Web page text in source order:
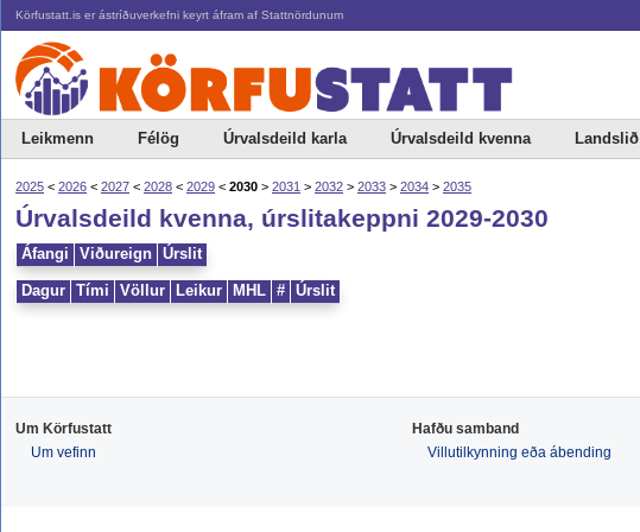
Körfustatt.is er ástríðuverkefni keyrt áfram af Stattnördunum
Leikmenn Félög Úrvalsdeild karla Úrvalsdeild kvenna Landslið
2025 < 2026 < 2027 < 2028 < 2029 < 2030 > 2031 > 2032 > 2033 > 2034 > 2035
Úrvalsdeild kvenna, úrslitakeppni 2029-2030
Áfangi Viðureign Úrslit
Dagur Tími Völlur Leikur MHL # Úrslit
Um Körfustatt
Um vefinn
Hafðu samband
Villutilkynning eða ábending